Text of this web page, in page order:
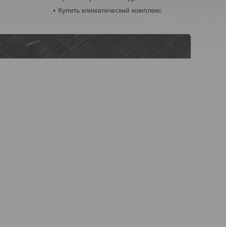
Купить климатический комплекс